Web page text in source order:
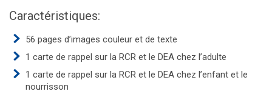
Caractéristiques:
56 pages d’images couleur et de texte
1 carte de rappel sur la RCR et le DEA chez l’adulte
1 carte de rappel sur la RCR et le DEA chez l’enfant et le
nourrisson